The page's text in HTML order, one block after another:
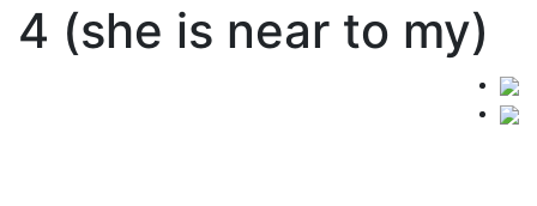
4 (she is near to my)